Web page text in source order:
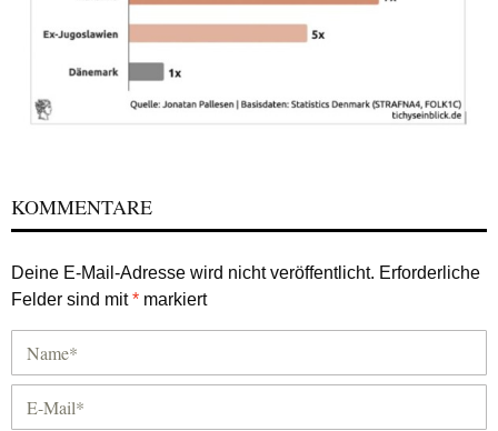
KOMMENTARE
Deine E-Mail-Adresse wird nicht veröffentlicht. Erforderliche
Felder sind mit* markiert